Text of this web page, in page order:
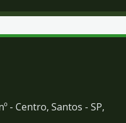
- Centro, Santos - SP,